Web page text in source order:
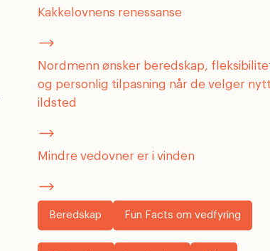
Kakkelovnens renessanse
Nordmenn ønsker beredskap,
og personlig tilpasning når de velger
ildsted
Mindre vedovner er i vinden
Beredskap Fun Facts om vedfyring